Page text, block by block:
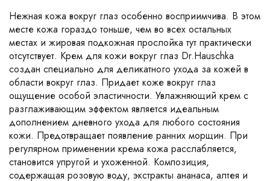
Нежная кожа вокруг глаз особенно восприимчива. В этом
месте кожа гораздо тоньше, чем во всех остальных
местах и жировая подкожная прослойка тут практически
отсутствует. Крем для кожи вокруг глаз Dr.Hauschka
создан специально для деликатного ухода за кожей в
области вокруг глаз. Придает коже вокруг глаз
ощущение особой эластичности. Увлажняющий крем с
разглаживающим эффектом является идеальным
дополнением дневного ухода для любого состояния
кожи. Предотвращает появление ранних морщин. При
регулярном применении крема кожа расслабляется,
становится упругой и ухоженной. Композиция,
содержащая розовую воду, экстракты ананаса, алтея и